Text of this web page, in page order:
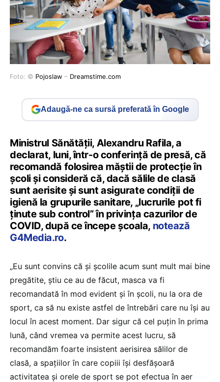
Foto: © Pojoslaw – Dreamstime.com
Adaugă-ne ca sursă preferată în Google
Ministrul Sănătății, Alexandru Rafila, a
declarat, luni, într-o conferință de presă, că
recomandă folosirea măștii de protecție în
școli și consideră că, dacă sălile de clasă
sunt aerisite și sunt asigurate condiții de
igienă la grupurile sanitare, „lucrurile pot fi
ținute sub control” în privința cazurilor de
COVID, după ce începe școala, notează
G4Media.ro.
„Eu sunt convins că şi şcolile acum sunt mult mai bine
pregătite, ştiu ce au de făcut, masca va fi
recomandată în mod evident şi în şcoli, nu la ora de
sport, ca să nu existe astfel de întrebări care nu îşi au
locul în acest moment. Dar sigur că cel puţin în prima
lună, când vremea va permite acest lucru, să
recomandăm foarte insistent aerisirea sălilor de
clasă, a spaţiilor în care copiii îşi desfăşoară
activitatea şi orele de sport se pot efectua în aer